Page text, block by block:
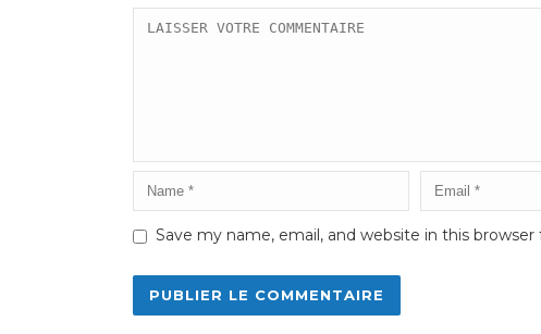
Save my name, email, and website in this